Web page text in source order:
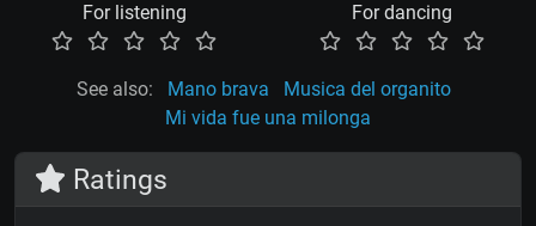
For listening For dancing
See also: Mano brava
Musica del organito
Mi vida fue una milonga
Ratings